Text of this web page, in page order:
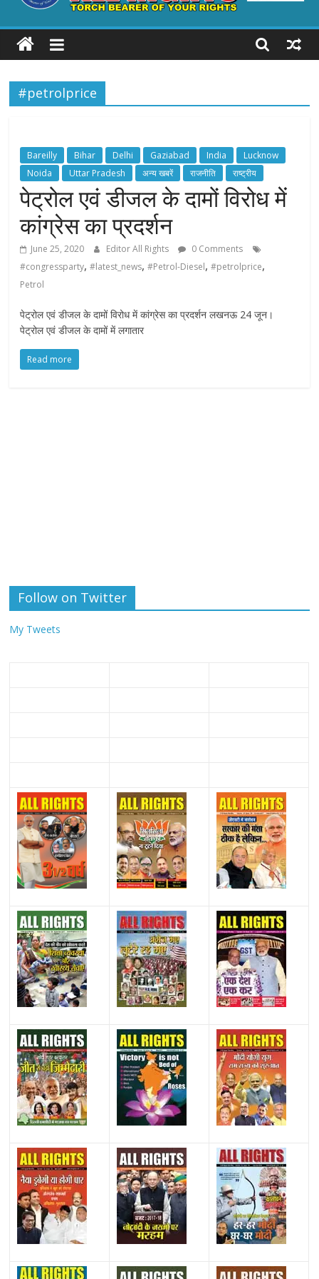
ALL
RIGHTS
Torch
your
Rights
#petrolprice
Bareilly Bihar Delhi Gaziabad India
Lucknow
Noida
Uttar Pradesh अन्य खबरें राजनीति राष्ट्रीय
पेट्रोल एवं डीजल के दामों विरोध में
कांग्रेस का प्रदर्शन
June 25, 2020 Editor All Rights
0 Comments
#congressparty,#latest_news,#Petrol-Diesel,#petrolprice,
Petrol
पेट्रोल एवं डीजल के दामों विरोध में कांग्रेस का प्रदर्शन लखनऊ 24 जून।
पेट्रोल एवं डीजल के दामों में लगातार
Read more
Follow on Twitter
My Tweets